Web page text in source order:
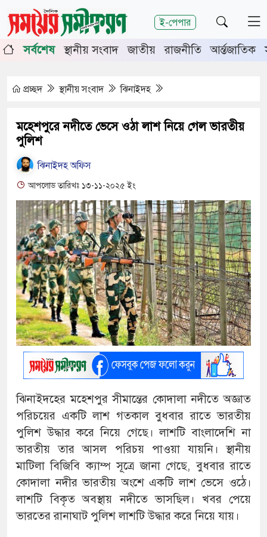
ই-পেপার
শিরোনাম
চুয়াডাঙ্গা-মেহেরপুরে জামায়াতের গণমিছিল
সিনিয়র জেলা জজ রফিকুল ইসলাম
সর্বশেষ স্থানীয় সংবাদ জাতীয় রাজনীতি আর্ন্তজাতিক
প্রচ্ছদ স্থানীয় সংবাদ ঝিনাইদহ
মহেশপুরে নদীতে ভেসে ওঠা লাশ নিয়ে গেল ভারতীয়
পুলিশ
ঝিনাইদহ অফিস
আপলোড তারিখঃ ১৩-১১-২০২৫ ইং
ঝিনাইদহের মহেশপুর সীমান্তের কোদালা নদীতে অজ্ঞাত
পরিচয়ের একটি লাশ গতকাল বুধবার রাতে ভারতীয়
পুলিশ উদ্ধার করে নিয়ে গেছে। লাশটি বাংলাদেশি না
ভারতীয় তার আসল পরিচয় পাওয়া যায়নি। স্থানীয়
মাটিলা বিজিবি ক্যাম্প সূত্রে জানা গেছে, বুধবার রাতে
কোদালা নদীর ভারতীয় অংশে একটি লাশ ভেসে ওঠে।
লাশটি বিকৃত অবস্থায় নদীতে ভাসছিল। খবর পেয়ে
ভারতের রানাঘাট পুলিশ লাশটি উদ্ধার করে নিয়ে যায়।